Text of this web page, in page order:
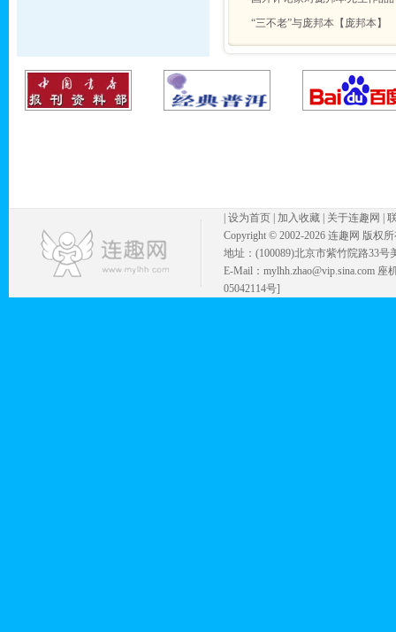
“三不老”与庞邦本【庞邦本】
设为首页 加入收藏 关于连趣网
Copyright © 2002-2026 连趣网 版权
地址：(100089)北京市紫竹院路33号
E-Mail：mylhh.zhao@vip.sina.com
05042114号]